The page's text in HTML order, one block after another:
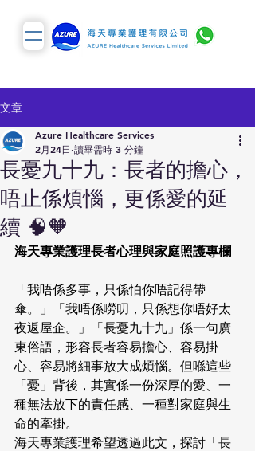
文章
長憂九十九：長者的擔心，
唔止係煩惱，更係愛的延
續 🧠🧡
Azure Healthcare Services
2月24日 讀畢需時 3 分鐘
海天專業護理長者心理與家庭照護專欄
「我唔係多事，只係怕你唔記得帶
傘。」「我唔係嘮叨，只係想你唔好太
夜返屋企。」「長憂九十九」係一句廣
東俗語，形容長者容易擔心、容易掛
心、容易將細事放大成煩惱。但喺這些
「憂」背後，其實係一份深厚的愛、一
種無法放下的責任感、一種對家庭與生
命的牽掛。
海天專業護理希望透過此文，探討「長